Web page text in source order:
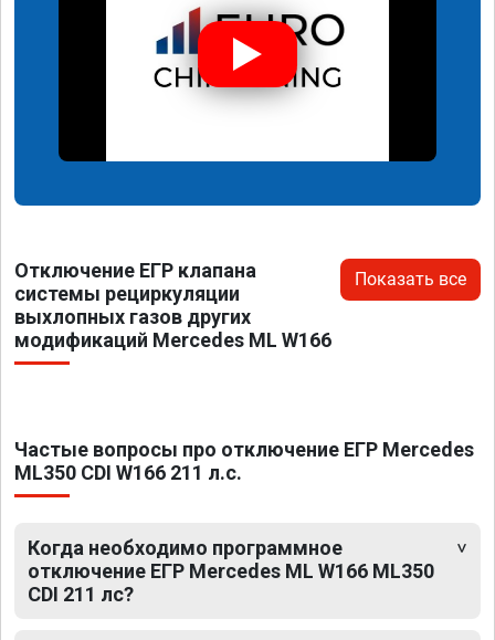
Отключение ЕГР клапана
системы рециркуляции
выхлопных газов других
модификаций Mercedes ML W166
Показать все
Частые вопросы про отключение ЕГР Mercedes
ML350 CDI W166 211 л.с.
Когда необходимо программное
отключение ЕГР Mercedes ML W166 ML350
CDI 211 лс?